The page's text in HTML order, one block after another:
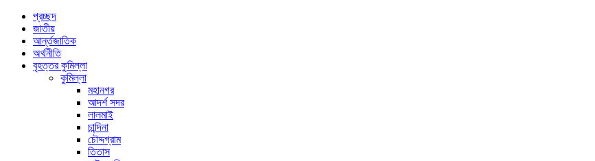
প্রচ্ছদ
জাতীয়
আর্ন্তজাতিক
অর্থনীতি
বৃহত্তর কুমিল্লা
কুমিল্লা
মহানগর
আদর্শ সদর
লালমাই
চান্দিনা
চৌদ্দগ্রাম
তিতাস